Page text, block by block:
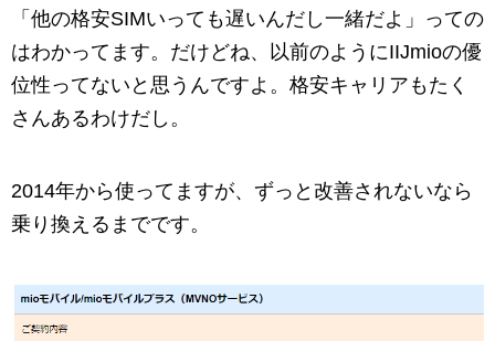
「他の格安SIMいっても遅いんだし一緒だよ」っての
はわかってます。だけどね、以前のようにIIJmioの優
位性ってないと思うんですよ。格安キャリアもたく
さんあるわけだし。
2014年から使ってますが、ずっと改善されないなら
乗り換えるまでです。